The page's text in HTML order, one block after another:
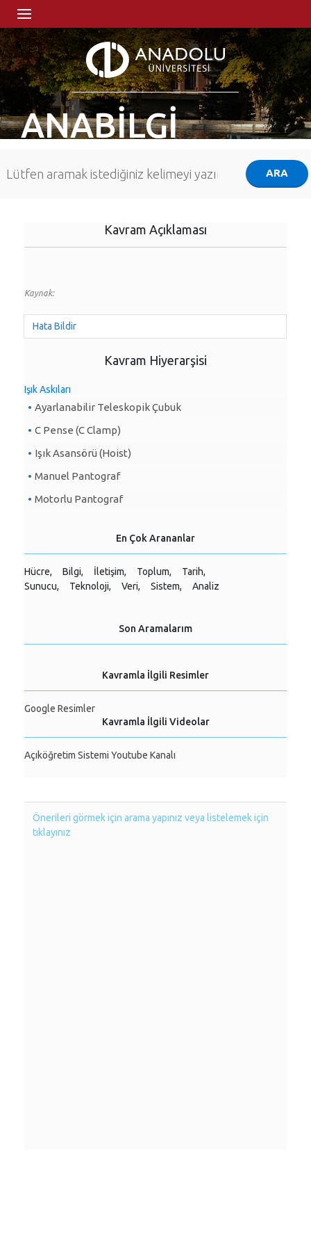
ANABİLGİ
Kavram Açıklaması
Kaynak:
Hata Bildir
Kavram Hiyerarşisi
Işık Askıları
Ayarlanabilir Teleskopik Çubuk
C Pense (C Clamp)
Işık Asansörü (Hoist)
Manuel Pantograf
Motorlu Pantograf
En Çok Arananlar
Hücre, Bilgi, İletişim, Toplum,
Tarih,
Sunucu,
Teknoloji, Veri, Sistem, Analiz
Son Aramalarım
Kavramla İlgili Resimler
Google Resimler
Kavramla İlgili Videolar
Açıköğretim Sistemi Youtube Kanalı
Önerileri görmek için arama yapınız veya listelemek için
tıklayınız